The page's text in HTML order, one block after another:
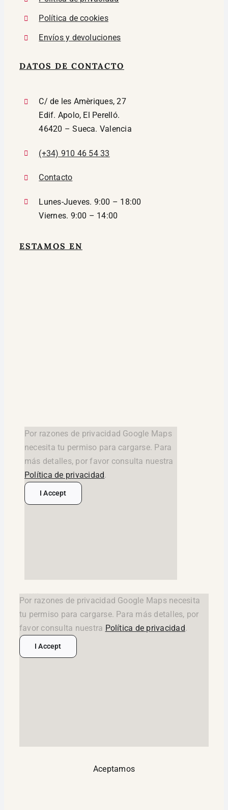
Política de cookies
Envíos y devoluciones
DATOS DE CONTACTO
C/ de les Amèriques, 27
Edif. Apolo, El Perelló.
46420 – Sueca. Valencia
(+34) 910 46 54 33
Contacto
Lunes-Jueves. 9:00 – 18:00
Viernes. 9:00 – 14:00
ESTAMOS EN
Por razones de privacidad Google Maps
necesita tu permiso para cargarse. Para
más detalles, por favor consulta nuestra
Política de privacidad.
I Accept
Por razones de privacidad Google Maps necesita
tu permiso para cargarse. Para más detalles, por
favor consulta nuestra Política de privacidad.
I Accept
Aceptamos